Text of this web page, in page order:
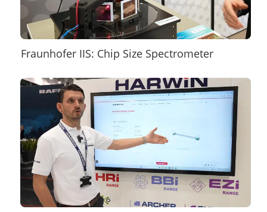
Fraunhofer IIS: Chip Size Spectrometer